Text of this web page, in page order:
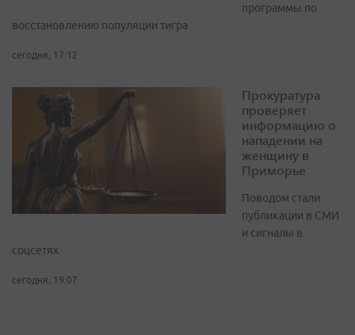
программы по
восстановлению популяции тигра
сегодня, 17:12
Прокуратура
проверяет
информацию о
нападении на
женщину в
Приморье
Поводом стали
публикации в СМИ
и сигналы в
соцсетях
сегодня, 19:07